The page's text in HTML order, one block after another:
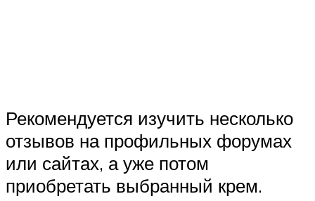
Рекомендуется изучить несколько
отзывов на профильных форумах
или сайтах, а уже потом
приобретать выбранный крем.